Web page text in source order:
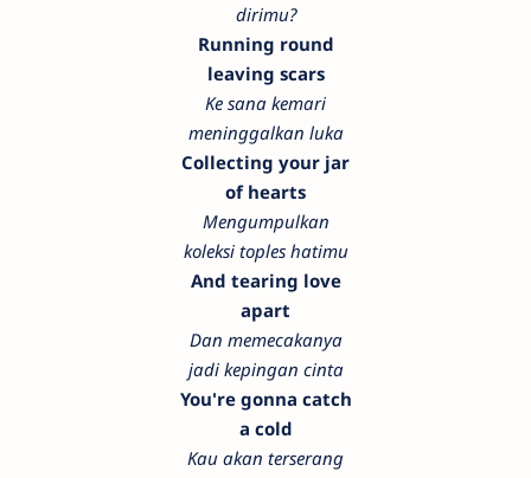
dirimu?
Running round
leaving scars
Ke sana kemari
meninggalkan luka
Collecting your jar
of hearts
Mengumpulkan
koleksi toples hatimu
And tearing love
apart
Dan memecakanya
jadi kepingan cinta
You're gonna catch
a cold
Kau akan terserang